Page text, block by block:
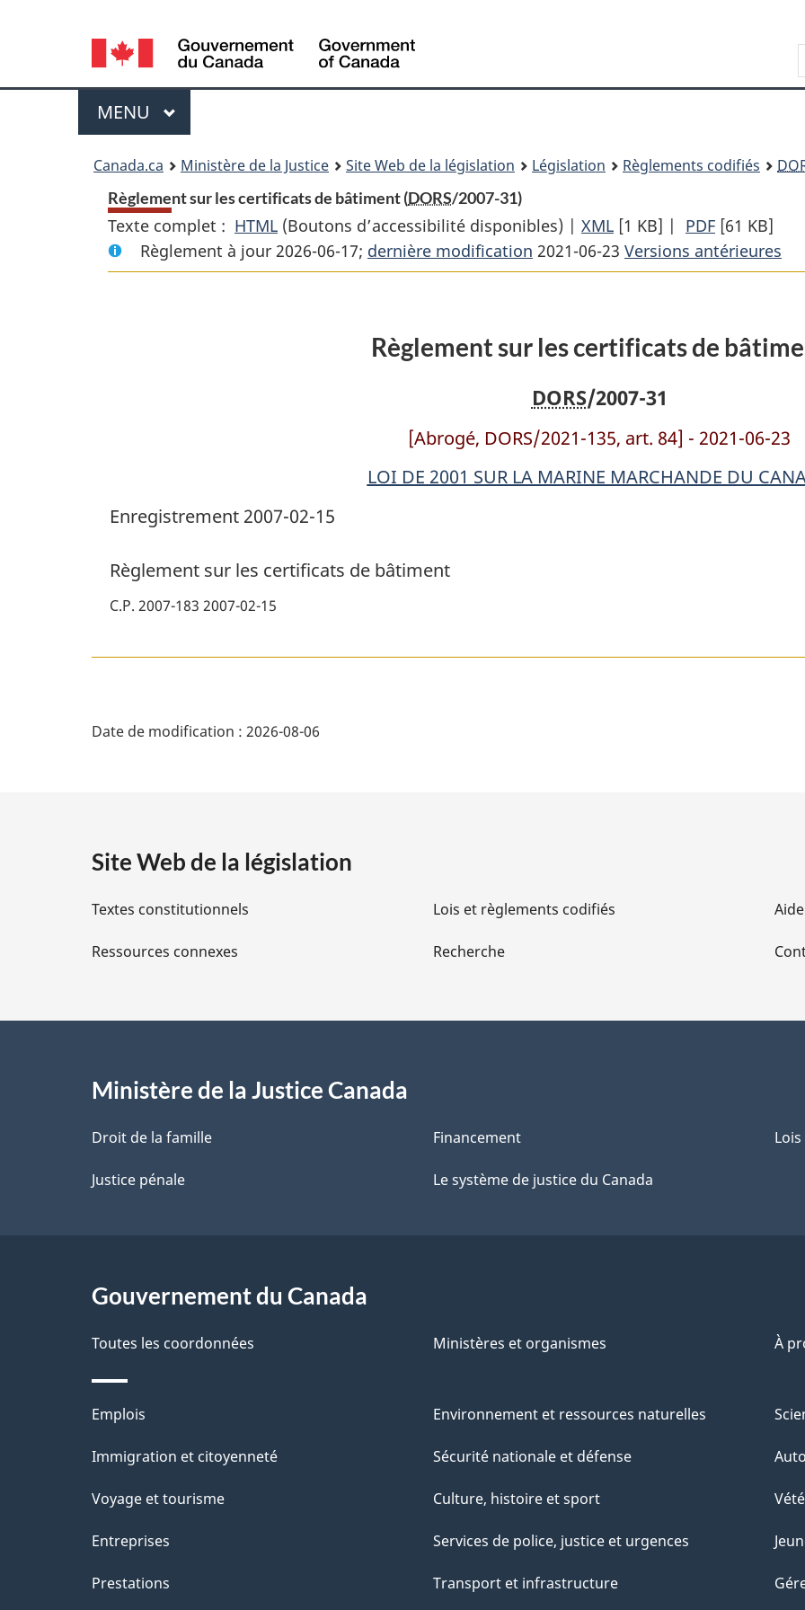
principal
À
site
version
Language
selection
Menu
MENU PRINCIPAL
Canada.ca Ministère de la Justice Site Web de la législation Législation Règlements codifiés
Règlement sur les certificats de bâtiment (DORS/2007-31)
Texte complet : HTML Texte
complet
:
(Boutons d’accessibilité disponibles) | XML Texte
complet
:
les
de
bâtiment
[1 KB] | PDF Texte
complet
:
les
bâtiment
[61 KB]
Règlement à jour 2026-06-17; dernière modification 2021-06-23 Versions antérieures
Règlement sur les certificats de
DORS/2007-31
[Abrogé, DORS/2021-135, art. 84] - 2021-06-23
LOI DE 2001 SUR LA MARINE MARCHANDE DU
Enregistrement 2007-02-15
Règlement sur les certificats de bâtiment
C.P. 2007-183 2007-02-15
i
l
s
l
a
p
e
Date de modification : 2026-08-06
Site Web de la législation
Textes constitutionnels
Ressources connexes
Lois et règlements codifiés
Recherche
Aide
Ministère de la Justice Canada
Droit de la famille
Justice pénale
Financement
Le système de justice du Canada
Lois
Gouvernement du Canada
Toutes les coordonnées Ministères et organismes À
Thèmes
et
Emplois
Immigration et citoyenneté
Voyage et tourisme
Entreprises
Prestations
Environnement et ressources naturelles
Sécurité nationale et défense
Culture, histoire et sport
Services de police, justice et urgences
Transport et infrastructure